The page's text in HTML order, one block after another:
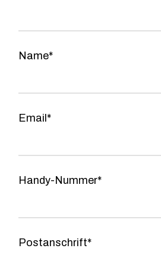
Name*
Email*
Handy-Nummer*
Postanschrift*